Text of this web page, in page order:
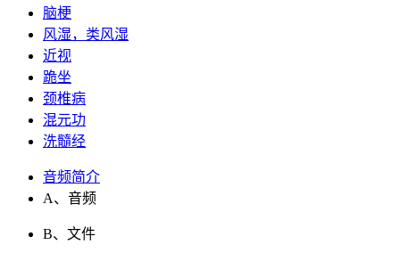
脑梗
风湿，类风湿
近视
跪坐
颈椎病
混元功
洗髓经
音频简介
A、音频
B、文件